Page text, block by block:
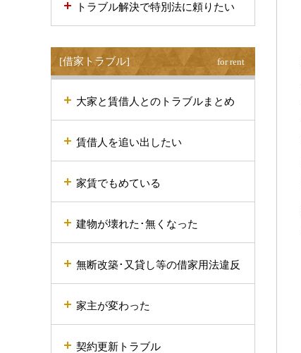
トラブル解決で特別法に頼りたい
[借家トラブル] for rent
大家と賃借人とのトラブルまとめ
賃借人を追い出したい
家賃でもめている
建物が壊れた･無くなった
無断改築･又貸し等の借家用法違反
家主が変わった
契約更新トラブル